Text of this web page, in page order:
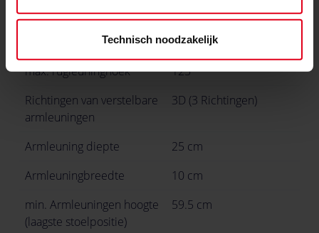
Technisch noodzakelijk
max. Zitkantelende hoek
14 °
min. rugleuninghoek
90 °
max. rugleuninghoek
125 °
Richtingen van verstelbare
armleuningen
3D (3 Richtingen)
Armleuning diepte
25 cm
Armleuningbreedte
10 cm
min. Armleuningen hoogte
(laagste stoelpositie)
59.5 cm